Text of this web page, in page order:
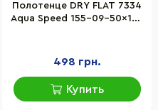
Полотенце DRY FLAT 7334
Aqua Speed 155-09-50x100
498 грн.
Купить